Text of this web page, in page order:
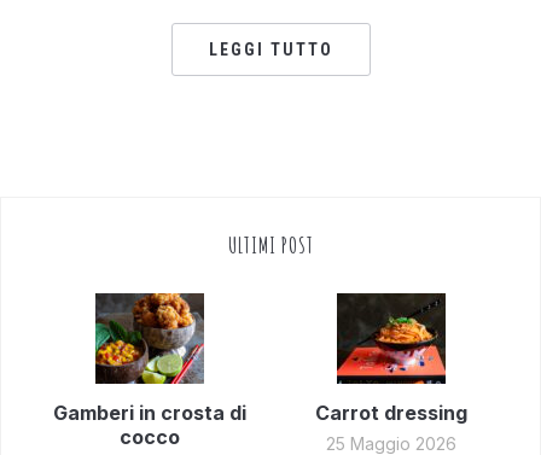
LEGGI TUTTO
ULTIMI POST
Gamberi in crosta di
cocco
Carrot dressing
25 Maggio 2026